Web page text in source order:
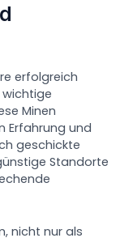
erfolgreich
Minen
Erfahrung und
geschickte
Standorte
nicht nur als